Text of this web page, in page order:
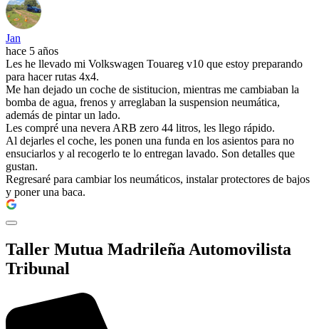
Jan
hace 5 años
Les he llevado mi Volkswagen Touareg v10 que estoy preparando
para hacer rutas 4x4.
Me han dejado un coche de sistitucion, mientras me cambiaban la
bomba de agua, frenos y arreglaban la suspension neumática,
además de pintar un lado.
Les compré una nevera ARB zero 44 litros, les llego rápido.
Al dejarles el coche, les ponen una funda en los asientos para no
ensuciarlos y al recogerlo te lo entregan lavado. Son detalles que
gustan.
Regresaré para cambiar los neumáticos, instalar protectores de bajos
y poner una baca.
Taller Mutua Madrileña Automovilista
Tribunal